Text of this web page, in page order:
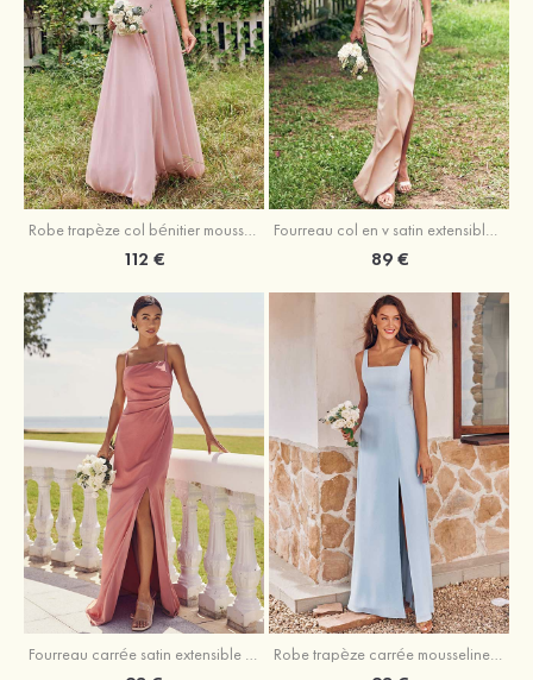
Robe trapèze col bénitier mousseline ras du sol robe de demoiselle d'honneur
112 €
Fourreau col en v satin extensible asymétrique robe de demoiselle d'honneur
89 €